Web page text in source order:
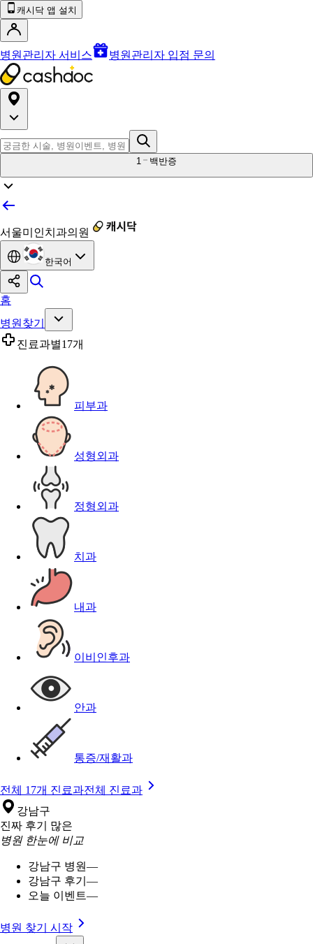
캐시닥 앱 설치
병원관리자 서비스 병원관리자 입점 문의
1 백반증
서울미인치과의원
한국어
홈
병원찾기
진료과별17개
피부과
성형외과
정형외과
치과
내과
이비인후과
안과
통증/재활과
전체 17개 진료과전체 진료과
강남구
진짜 후기 많은
병원 한눈에 비교
강남구 병원—
강남구 후기 —
오늘 이벤트—
병원 찾기 시작